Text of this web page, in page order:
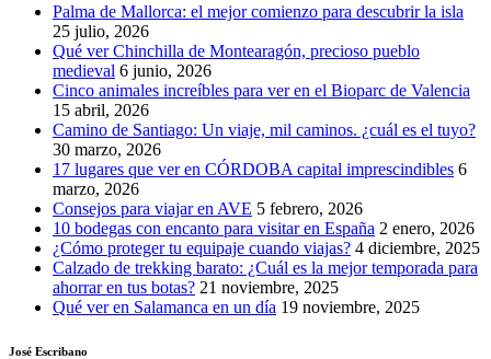
Palma de Mallorca: el mejor comienzo para descubrir la isla
25 julio, 2026
Qué ver Chinchilla de Montearagón, precioso pueblo
medieval 6 junio, 2026
Cinco animales increíbles para ver en el Bioparc de Valencia
15 abril, 2026
Camino de Santiago: Un viaje, mil caminos. ¿cuál es el tuyo?
30 marzo, 2026
17 lugares que ver en CÓRDOBA capital imprescindibles 6
marzo, 2026
Consejos para viajar en AVE 5 febrero, 2026
10 bodegas con encanto para visitar en España 2 enero, 2026
¿Cómo proteger tu equipaje cuando viajas? 4 diciembre, 2025
Calzado de trekking barato: ¿Cuál es la mejor temporada para
ahorrar en tus botas? 21 noviembre, 2025
Qué ver en Salamanca en un día 19 noviembre, 2025
José Escribano